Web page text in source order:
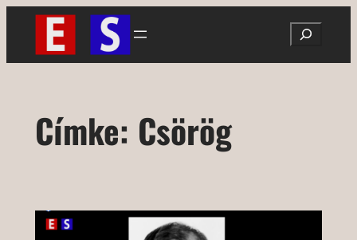
Ugrás
tartalomhoz
Search
Címke: Csörög